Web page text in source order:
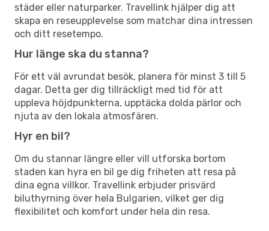
städer eller naturparker. Travellink hjälper dig att
skapa en reseupplevelse som matchar dina intressen
och ditt resetempo.
Hur länge ska du stanna?
För ett väl avrundat besök, planera för minst 3 till 5
dagar. Detta ger dig tillräckligt med tid för att
uppleva höjdpunkterna, upptäcka dolda pärlor och
njuta av den lokala atmosfären.
Hyr en bil?
Om du stannar längre eller vill utforska bortom
staden kan hyra en bil ge dig friheten att resa på
dina egna villkor. Travellink erbjuder prisvärd
biluthyrning över hela Bulgarien, vilket ger dig
flexibilitet och komfort under hela din resa.